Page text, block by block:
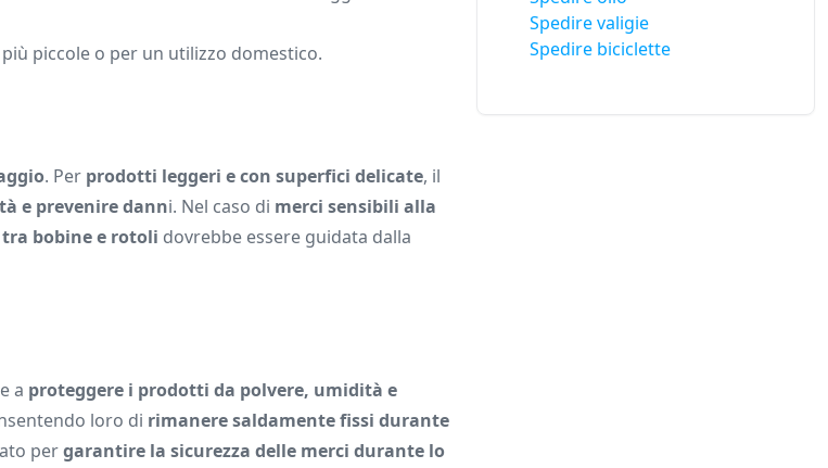
piccole o per un utilizzo domestico.
. Per prodotti leggeri e con superfici delicate, il
e prevenire danni. Nel caso di merci sensibili alla
bobine e rotoli dovrebbe essere guidata dalla
a proteggere i prodotti da polvere, umidità e
loro di rimanere saldamente fissi durante
pergarantire la sicurezza delle merci durante lo
Spedire valigie
Spedire biciclette